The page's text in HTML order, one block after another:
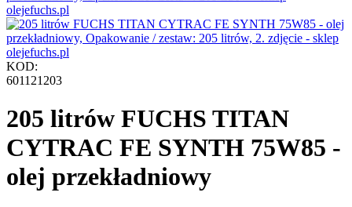
KOD:
601121203
205 litrów FUCHS TITAN
CYTRAC FE SYNTH 75W85 -
olej przekładniowy